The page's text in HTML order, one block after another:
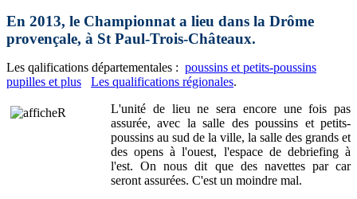
En 2013, le Championnat a lieu dans la Drôme
provençale, à St Paul-Trois-Châteaux.
Les qalifications départementales : poussins et petits-poussins
pupilles et plus
Les qualifications régionales.
L'unité de lieu ne sera encore une fois pas
assurée, avec la salle des poussins et petits-
poussins au sud de la ville, la salle des grands et
des opens à l'ouest, l'espace de debriefing à
l'est. On nous dit que des navettes par car
seront assurées. C'est un moindre mal.